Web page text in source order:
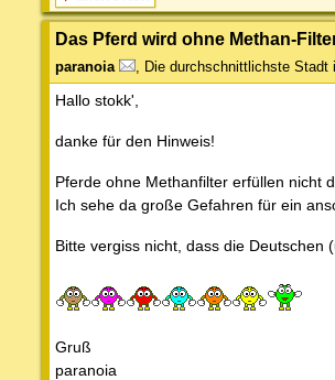
Das Pferd wird ohne Methan-
paranoia Die durchschnittlichste Stadt
Hallo stokk',
danke für den Hinweis!
Pferde ohne Methanfilter erfüllen nicht
Ich sehe da große Gefahren für ein
Bitte vergiss nicht, dass die Deutschen
Gruß
paranoia